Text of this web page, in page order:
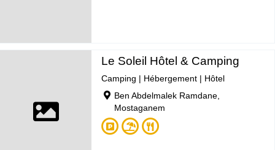
Le Soleil Hôtel & Camping
Camping | Hébergement | Hôtel
Ben Abdelmalek Ramdane,
Mostaganem